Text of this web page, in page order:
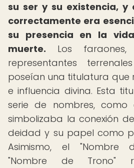
su ser y su existencia, y
correctamente era
su presencia en la
muerte. Los faraones,
representantes
poseían una titulatura que
e influencia divina. Esta
serie de nombres, como
simbolizaba la conexión
deidad y su papel como
Asimismo, el "Nombre
"Nombre de Trono"